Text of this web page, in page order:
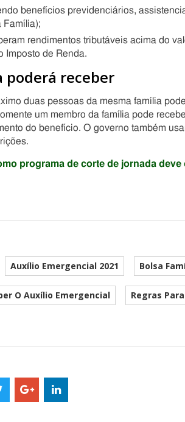
benefícios previdenciários,
Família);
rendimentos tributáveis acima do
Imposto de Renda.
poderá receber
duas pessoas da mesma família
um membro da família pode
do benefício. O governo também
programa de corte de jornada
Auxílio Emergencial 2021 Bolsa
O Auxílio Emergencial Regras